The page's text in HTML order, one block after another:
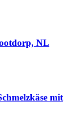
NL
mit